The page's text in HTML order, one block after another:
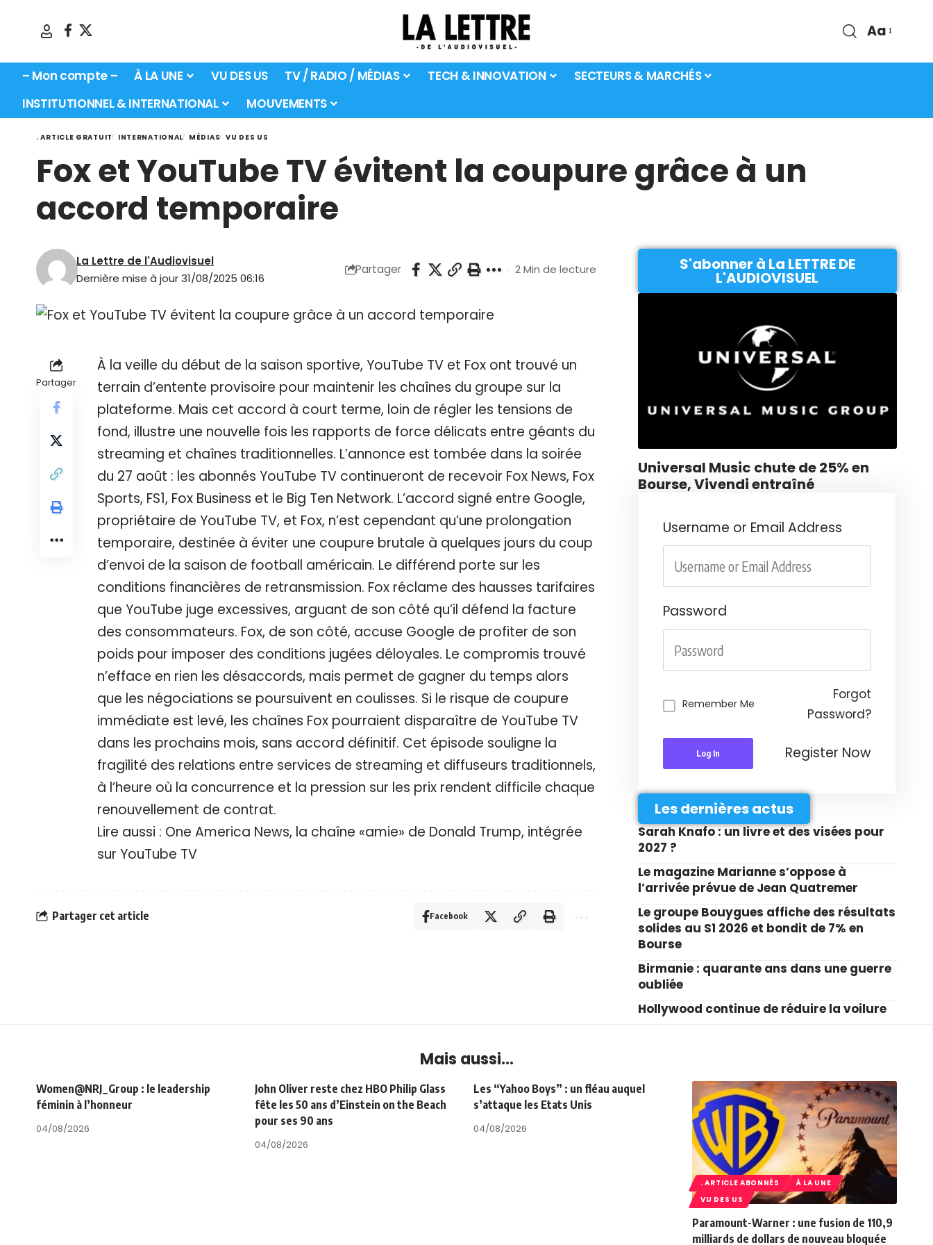
Aa
– Mon compte – À LA UNE VU DES US TV / RADIO / MÉDIAS TECH & INNOVATION
SECTEURS & MARCHÉS
INSTITUTIONNEL & INTERNATIONAL
MOUVEMENTS
. ARTICLE GRATUIT INTERNATIONAL MÉDIAS VU DES US
Fox et YouTube TV évitent la coupure grâce à un
accord temporaire
Dernière mise à jour 31/08/2025 06:16
La Lettre de l'Audiovisuel
Partager 2 Min de lecture
Partager
À la veille du début de la saison sportive, YouTube TV et Fox ont trouvé un
terrain d’entente provisoire pour maintenir les chaînes du groupe sur la
plateforme. Mais cet accord à court terme, loin de régler les tensions de
fond, illustre une nouvelle fois les rapports de force délicats entre géants du
streaming et chaînes traditionnelles. L’annonce est tombée dans la soirée
du 27 août : les abonnés YouTube TV continueront de recevoir Fox News, Fox
Sports, FS1, Fox Business et le Big Ten Network. L’accord signé entre Google,
propriétaire de YouTube TV, et Fox, n’est cependant qu’une prolongation
temporaire, destinée à éviter une coupure brutale à quelques jours du coup
d’envoi de la saison de football américain. Le différend porte sur les
conditions financières de retransmission. Fox réclame des hausses tarifaires
que YouTube juge excessives, arguant de son côté qu’il défend la facture
des consommateurs. Fox, de son côté, accuse Google de profiter de son
poids pour imposer des conditions jugées déloyales. Le compromis trouvé
n’efface en rien les désaccords, mais permet de gagner du temps alors
que les négociations se poursuivent en coulisses. Si le risque de coupure
immédiate est levé, les chaînes Fox pourraient disparaître de YouTube TV
dans les prochains mois, sans accord définitif. Cet épisode souligne la
fragilité des relations entre services de streaming et diffuseurs traditionnels,
à l’heure où la concurrence et la pression sur les prix rendent difficile chaque
renouvellement de contrat.
Lire aussi : One America News, la chaîne «amie» de Donald Trump, intégrée
sur YouTube TV
Partager cet article Facebook
S'abonner à La LETTRE DE
L'AUDIOVISUEL
Universal Music chute de 25% en
Bourse, Vivendi entraîné
Username or Email Address
Password
Remember Me
Forgot
Password?
Log In Register Now
Les dernières actus
Sarah Knafo : un livre et des visées pour
2027 ?
Le magazine Marianne s’oppose à
l’arrivée prévue de Jean Quatremer
Le groupe Bouygues affiche des résultats
solides au S1 2026 et bondit de 7% en
Bourse
Birmanie : quarante ans dans une guerre
oubliée
Hollywood continue de réduire la voilure
Mais aussi...
Women@NRJ_Group : le leadership
féminin à l’honneur
04/08/2026
John Oliver reste chez HBO Philip Glass
fête les 50 ans d’Einstein on the Beach
pour ses 90 ans
04/08/2026
Les “Yahoo Boys” : un fléau auquel
s’attaque les Etats Unis
04/08/2026
. ARTICLE ABONNÉS
À LA UNE
VU DES US
Paramount-Warner : une fusion de 110,9
milliards de dollars de nouveau bloquée